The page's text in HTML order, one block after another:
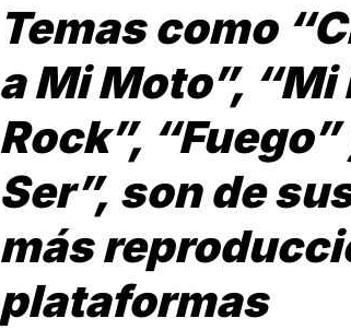
Temas como
a Mi Moto”, “Mi
Rock”,
Ser”, son de
más
plataformas